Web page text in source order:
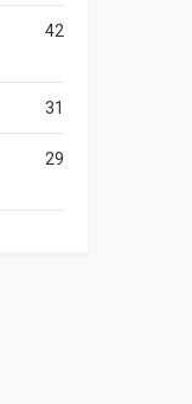
42
31
29